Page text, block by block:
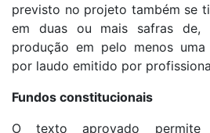
previsto no projeto também se
em duas ou mais safras de,
produção em pelo menos
por laudo emitido por
Fundos constitucionais
O texto aprovado